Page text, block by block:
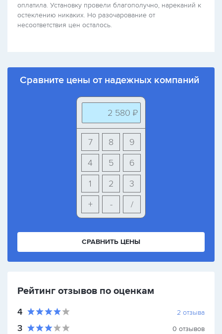
оплатила. Установку провели благополучно, нареканий к
остеклению никаких. Но разочарование от
несоответствия цен осталось.
Сравните цены от надежных компаний
2 580 ₽
9
8
7
6
5
4
3
2
1
+
- /
СРАВНИТЬ ЦЕНЫ
Рейтинг отзывов по оценкам
4 2 отзыва
3 0 отзывов